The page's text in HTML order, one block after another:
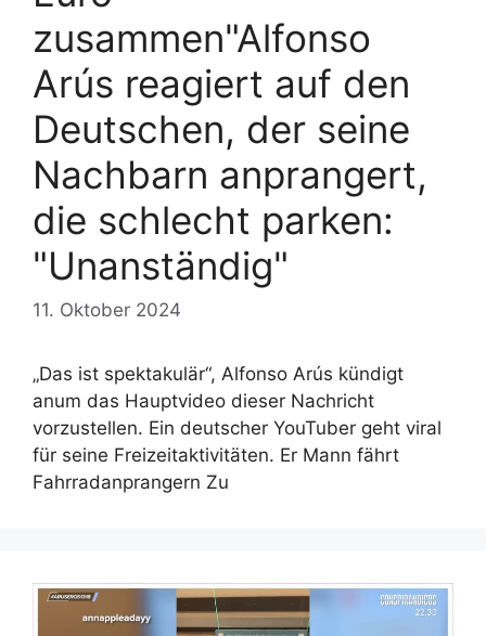
zusammen"Alfonso
Arús reagiert auf den
Deutschen, der seine
Nachbarn anprangert,
die schlecht parken:
"Unanständig"
11. Oktober 2024
„Das ist spektakulär“, Alfonso Arús kündigt
anum das Hauptvideo dieser Nachricht
vorzustellen. Ein deutscher YouTuber geht viral
für seine Freizeitaktivitäten. Er Mann fährt
Fahrradanprangern Zu